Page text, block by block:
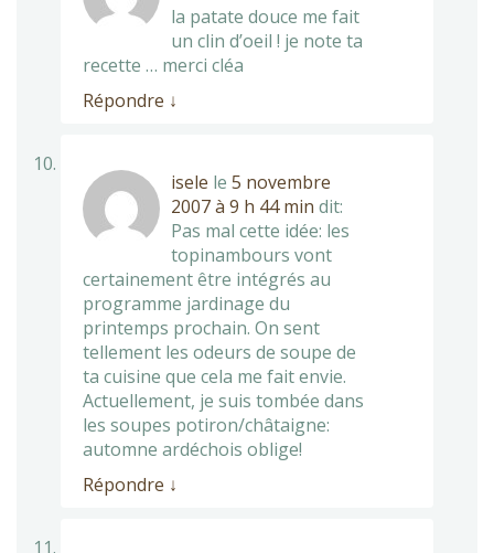
la patate douce me fait
un clin d’oeil ! je note ta
recette … merci cléa
Répondre ↓
isele le 5 novembre
2007 à 9 h 44 min dit:
Pas mal cette idée: les
topinambours vont
certainement être intégrés au
programme jardinage du
printemps prochain. On sent
tellement les odeurs de soupe de
ta cuisine que cela me fait envie.
Actuellement, je suis tombée dans
les soupes potiron/châtaigne:
automne ardéchois oblige!
Répondre ↓